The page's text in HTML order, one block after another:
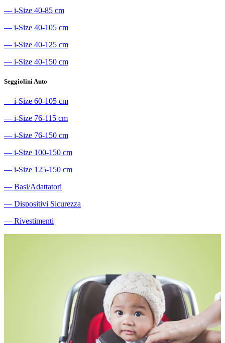
― i-Size 40-85 cm
― i-Size 40-105 cm
― i-Size 40-125 cm
― i-Size 40-150 cm
Seggiolini Auto
― i-Size 60-105 cm
― i-Size 76-115 cm
― i-Size 76-150 cm
― i-Size 100-150 cm
― i-Size 125-150 cm
― Basi/Adattatori
― Dispositivi Sicurezza
― Rivestimenti